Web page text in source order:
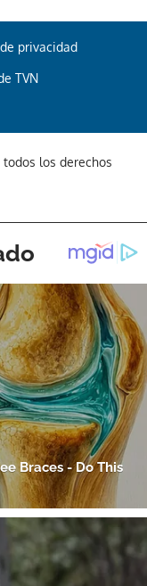
privacidad
TVN
los derechos